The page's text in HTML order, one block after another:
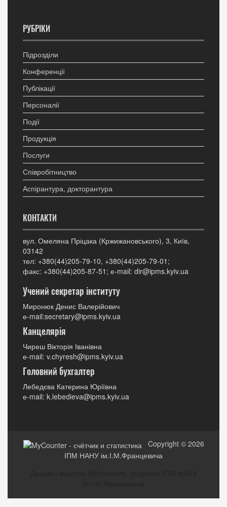
РУБРІКИ
Підрозділи
Конференції
Публікації
Персоналії
Події
Продукція
Послуги
Співробітництво
Аспірантура, докторантура
КОНТАКТИ
вул. Омеляна Пріцака (Кржижановського), 3, Київ,
03142
тел: +380(44)205-79-10, +380(44)205-79-01;
факс: +380(44)205-87-51; е-mail: dir@ipms.kyiv.ua
Учений секретар інституту
Миронюк Денис Валерійович
е-mail:secretary@ipms.kyiv.ua
Канцелярія
Чиреш Вікторія Іванівна
е-mail: v.chyresh@ipms.kyiv.ua
Головний бухгалтер
Лебедєва Катерина Юріївна
е-mail: k.lebedieva@ipms.kyiv.ua
Copyright © 2026
ІПМ НАНУ ім.І.М.Францевича